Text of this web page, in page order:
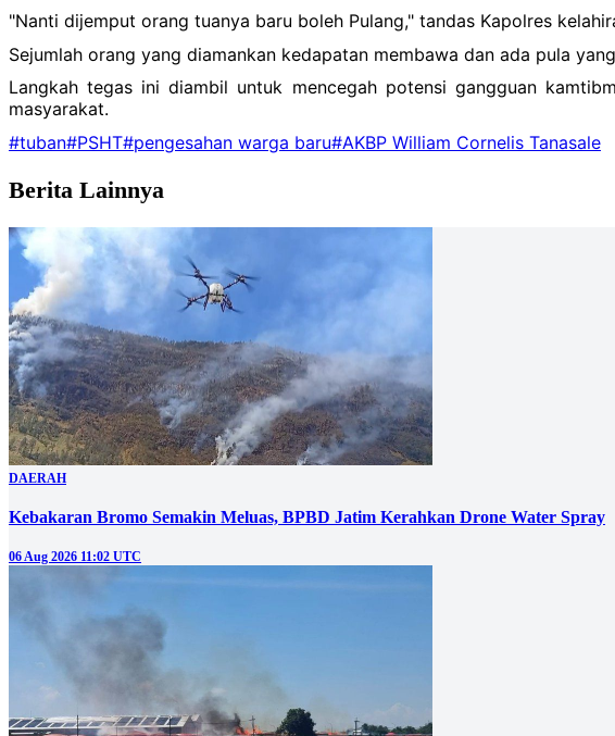
"Nanti dijemput orang tuanya baru boleh Pulang," tandas Kapolres
Sejumlah orang yang diamankan kedapatan membawa dan ada pula
Langkah tegas ini diambil untuk mencegah potensi gangguan
masyarakat.
#tuban#PSHT#pengesahan warga baru#AKBP William Cornelis Tanasale
Berita Lainnya
DAERAH
Kebakaran Bromo Semakin Meluas, BPBD Jatim Kerahkan Drone Water Spray
06 Aug 2026 11:02 UTC